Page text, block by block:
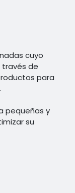
cuyo
de
para
pequeñas y
su